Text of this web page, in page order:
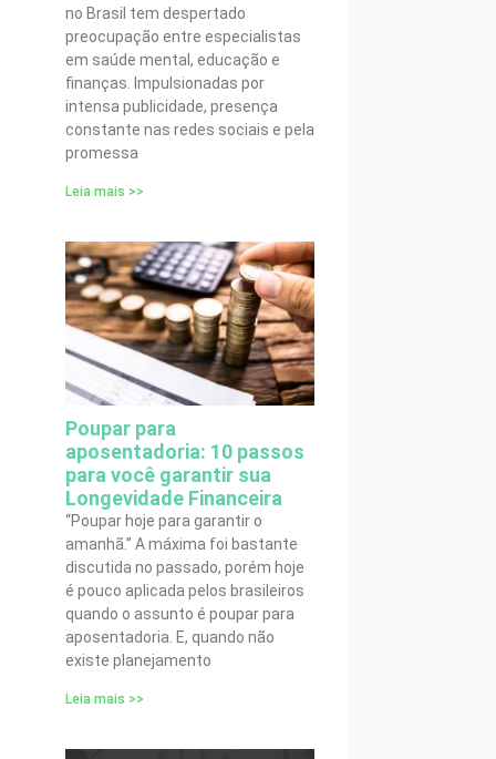
no Brasil tem despertado
preocupação entre especialistas
em saúde mental, educação e
finanças. Impulsionadas por
intensa publicidade, presença
constante nas redes sociais e pela
promessa
Leia mais >>
Poupar para
aposentadoria: 10 passos
para você garantir sua
Longevidade Financeira
“Poupar hoje para garantir o
amanhã.” A máxima foi bastante
discutida no passado, porém hoje
é pouco aplicada pelos brasileiros
quando o assunto é poupar para
aposentadoria. E, quando não
existe planejamento
Leia mais >>